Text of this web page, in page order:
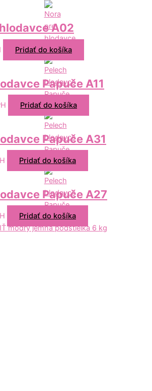
A02
Pridať do košíka
Papuče A11
Pridať do košíka
Papuče A31
Pridať do košíka
Papuče A27
Pridať do košíka